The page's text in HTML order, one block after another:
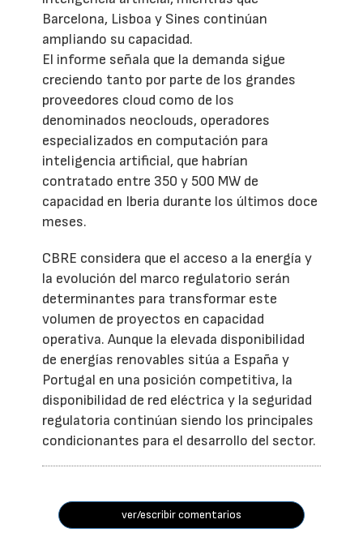
Barcelona, Lisboa y Sines continúan
ampliando su capacidad.
El informe señala que la demanda sigue
creciendo tanto por parte de los grandes
proveedores cloud como de los
denominados neoclouds, operadores
especializados en computación para
inteligencia artificial, que habrían
contratado entre 350 y 500 MW de
capacidad en Iberia durante los últimos doce
meses.
CBRE considera que el acceso a la energía y
la evolución del marco regulatorio serán
determinantes para transformar este
volumen de proyectos en capacidad
operativa. Aunque la elevada disponibilidad
de energías renovables sitúa a España y
Portugal en una posición competitiva, la
disponibilidad de red eléctrica y la seguridad
regulatoria continúan siendo los principales
condicionantes para el desarrollo del sector.
ver/escribir comentarios